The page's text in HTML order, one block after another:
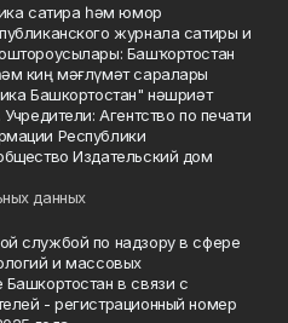
сатира һәм юмор
журнала сатиры и
Башҡортостан
киң мәғлүмәт саралары
Башкортостан" нәшриәт
Агентство по печати
Республики
Издательский дом
данных
службой по надзору в сфере
и массовых
в связи с
- регистрационный номер